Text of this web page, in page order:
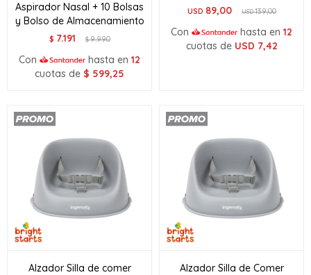
Aspirador Nasal + 10 Bolsas
y Bolso de Almacenamiento
$ 7.191 $9.990
Con hasta en 12
cuotas de $ 599,25
USD 89,00 USD139,00
Con hasta en 12
cuotas de USD 7,42
Alzador Silla de comer
Alzador Silla de Comer